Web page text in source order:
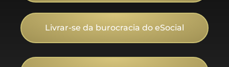
Livrar-se da burocracia do eSocial